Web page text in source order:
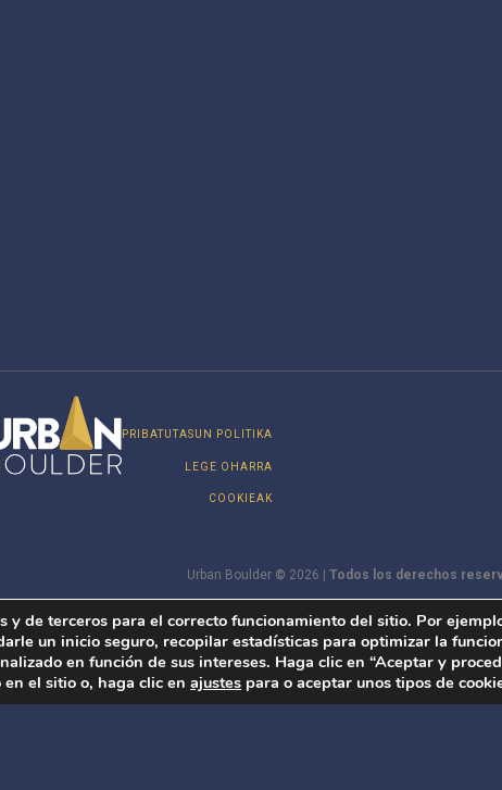
PRIBATUTASUN POLITIKA
LEGE OHARRA
COOKIEAK
Urban Boulder © 2026 | Todos los derechos
y de terceros para el correcto funcionamiento del sitio. Por
un inicio seguro, recopilar estadísticas para optimizar la
en función de sus intereses. Haga clic en “Aceptar y
el sitio o, haga clic en ajustes para o aceptar unos tipos de